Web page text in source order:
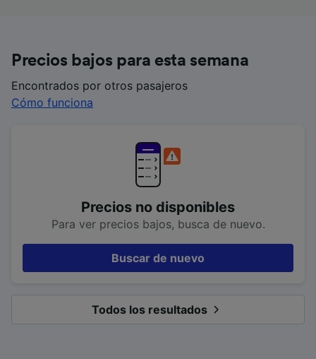
Precios bajos para esta semana
Encontrados por otros pasajeros
Cómo funciona
Precios no disponibles
Para ver precios bajos, busca de nuevo.
Buscar de nuevo
Todos los resultados